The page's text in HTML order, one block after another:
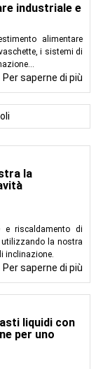
la
e riscaldamento di
utilizzando la nostra
inclinazione.
Per saperne di più
liquidi con
per uno
industriale e
alimentare
i sistemi di
Per saperne di più